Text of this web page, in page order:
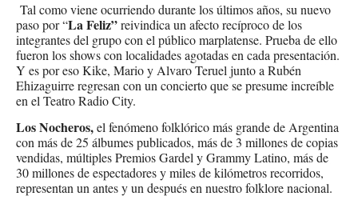
Tal como viene ocurriendo durante los últimos años, su nuevo
paso por “La Feliz”reivindica un afecto recíproco de los
integrantes del grupo con el público marplatense. Prueba de ello
fueron los shows con localidades agotadas en cada presentación.
Y es por eso Kike, Mario y Alvaro Teruel junto a Rubén
Ehizaguirre regresan con un concierto que se presume increíble
en el Teatro Radio City.
Los Nocheros,el fenómeno folklórico más grande de Argentina
con más de 25 álbumes publicados, más de 3 millones de copias
vendidas, múltiples Premios Gardel y Grammy Latino, más de
30 millones de espectadores y miles de kilómetros recorridos,
representan un antes y un después en nuestro folklore nacional.